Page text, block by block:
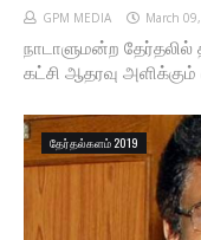
GPM MEDIA March
நாடாளுமன்ற
கட்சி ஆதரவு
தேர்தல்களம் 2019